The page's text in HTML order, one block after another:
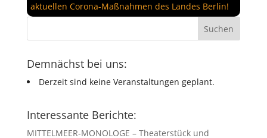
aktuellen Corona-Maßnahmen des Landes Berlin!
Demnächst bei uns:
Derzeit sind keine Veranstaltungen geplant.
Interessante Berichte:
MITTELMEER-MONOLOGE – Theaterstück und